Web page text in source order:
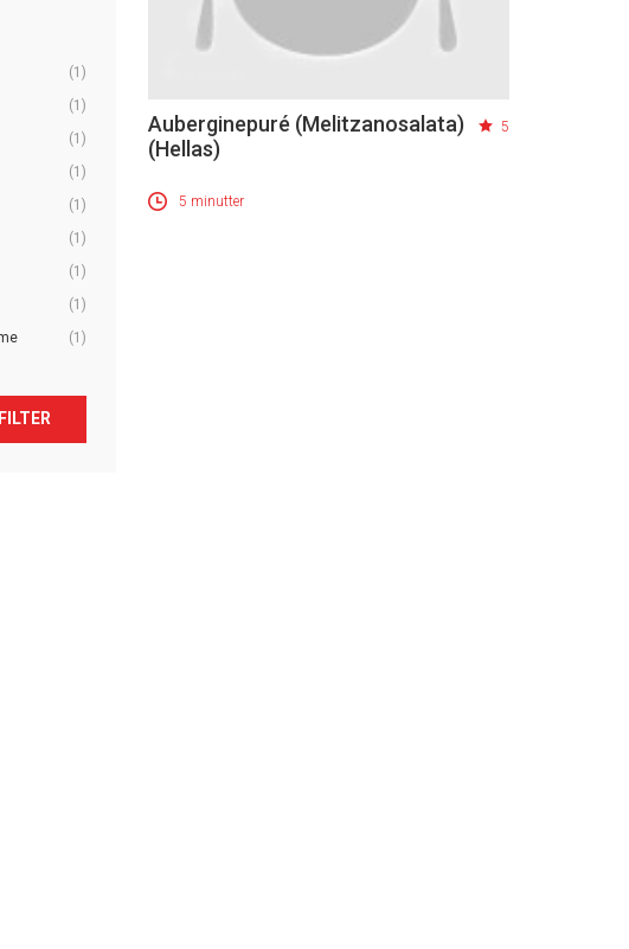
(1)
(1)
(1)
(1)
(1)
(1)
(1)
(1)
(1)
FILTER
Auberginepuré (Melitzanosalata)
(Hellas)
5
5 minutter